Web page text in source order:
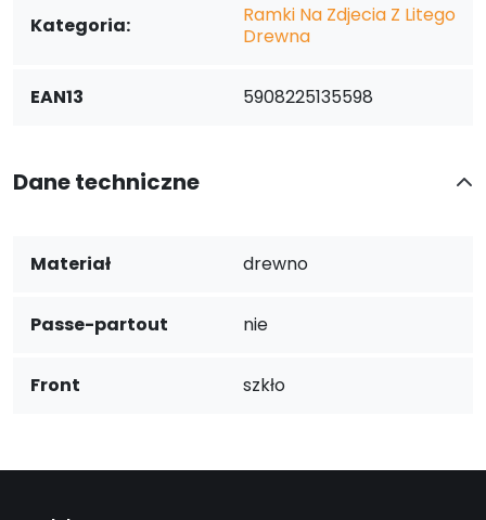
Kategoria:
Ramki Na Zdjecia Z Litego
Drewna
EAN13 5908225135598
Dane techniczne
Materiał drewno
Passe-partout nie
Front szkło